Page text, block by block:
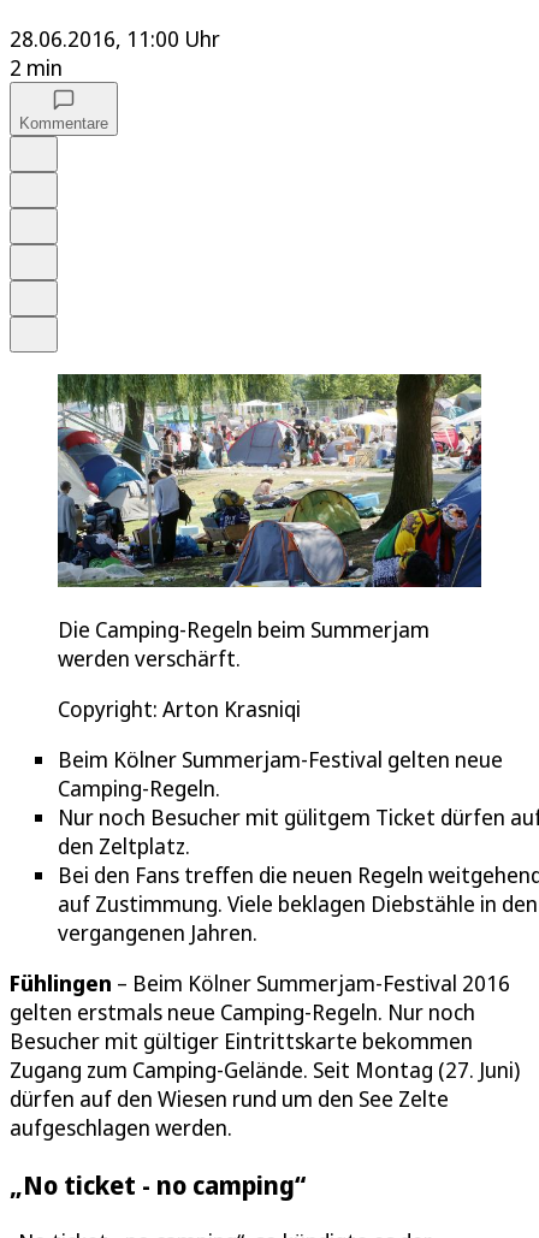
28.06.2016, 11:00 Uhr
2 min
Kommentare
Die Camping-Regeln beim Summerjam
werden verschärft.
Copyright: Arton Krasniqi
Beim Kölner Summerjam-Festival gelten neue
Camping-Regeln.
Nur noch Besucher mit gülitgem Ticket dürfen
den Zeltplatz.
Bei den Fans treffen die neuen Regeln
auf Zustimmung. Viele beklagen Diebstähle in den
vergangenen Jahren.
Fühlingen – Beim Kölner Summerjam-Festival 2016
gelten erstmals neue Camping-Regeln. Nur noch
Besucher mit gültiger Eintrittskarte bekommen
Zugang zum Camping-Gelände. Seit Montag (27. Juni)
dürfen auf den Wiesen rund um den See Zelte
aufgeschlagen werden.
„No ticket - no camping“